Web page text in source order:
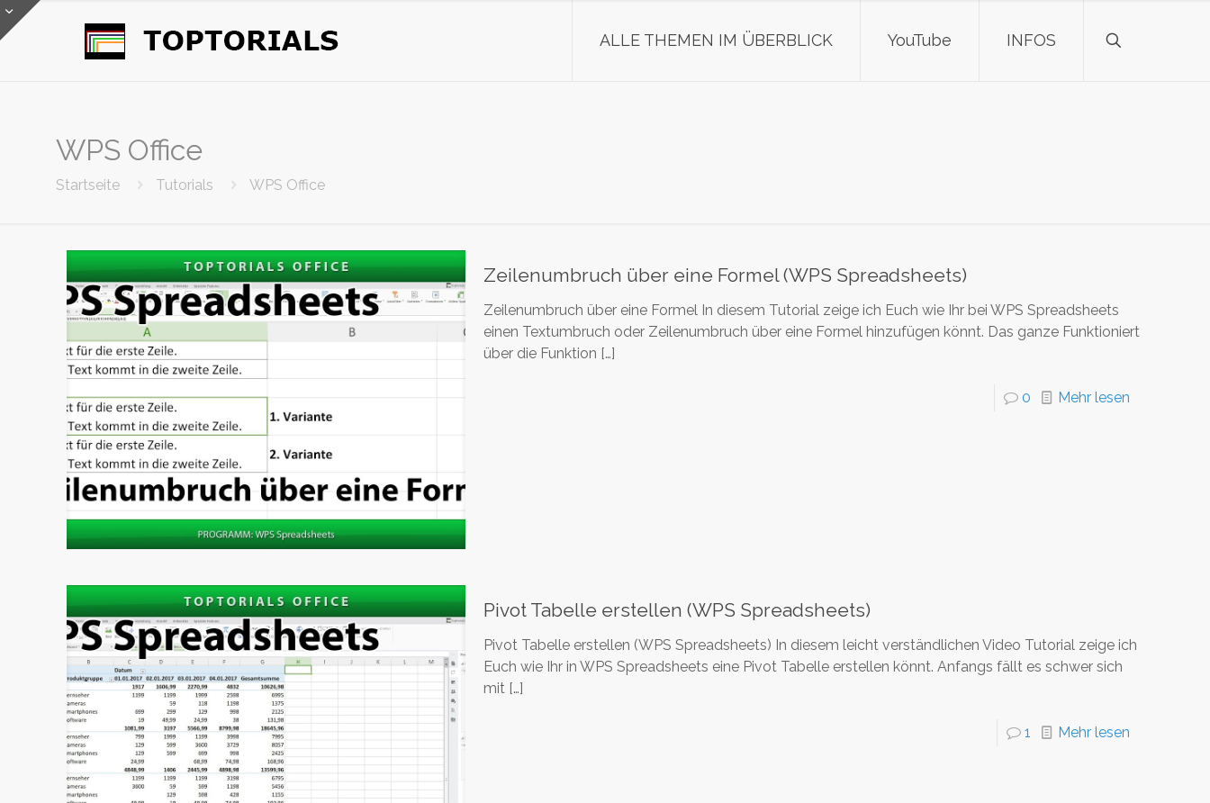
ALLE THEMEN IM ÜBERBLICK YouTube INFOS
WPS Office
Startseite Tutorials WPS Office
Zeilenumbruch über eine Formel (WPS Spreadsheets)
Zeilenumbruch über eine Formel In diesem Tutorial zeige ich Euch wie Ihr bei WPS Spreadsheets
einen Textumbruch oder Zeilenumbruch über eine Formel hinzufügen könnt. Das ganze Funktioniert
über die Funktion […]
0 Mehr lesen
Pivot Tabelle erstellen (WPS Spreadsheets)
Pivot Tabelle erstellen (WPS Spreadsheets) In diesem leicht verständlichen Video Tutorial zeige ich
Euch wie Ihr in WPS Spreadsheets eine Pivot Tabelle erstellen könnt. Anfangs fällt es schwer sich
mit[…]
1 Mehr lesen